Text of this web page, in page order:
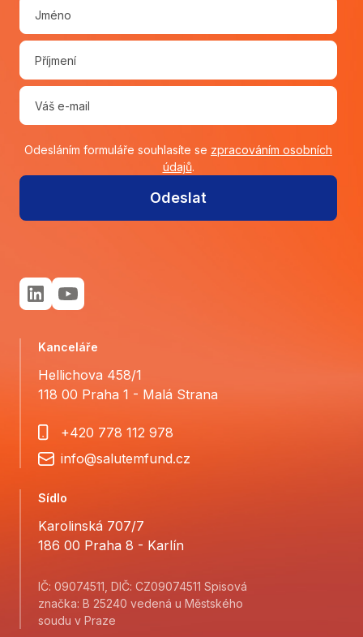
Odesláním formuláře souhlasíte se zpracováním osobních
údajů.
Odeslat
Kanceláře
Hellichova 458/1
118 00 Praha 1 - Malá Strana
+420 778 112 978
info@salutemfund.cz
Sídlo
Karolinská 707/7
186 00 Praha 8 - Karlín
IČ: 09074511, DIČ: CZ09074511 Spisová
značka: B 25240 vedená u Městského
soudu v Praze